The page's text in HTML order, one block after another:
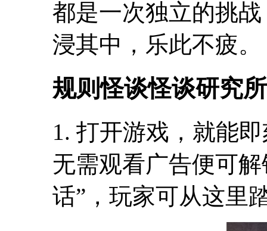
都是一次独立的挑
浸其中，乐此不疲。
规则怪谈怪谈研究
1. 打开游戏，就能
无需观看广告便可
话”，玩家可从这里